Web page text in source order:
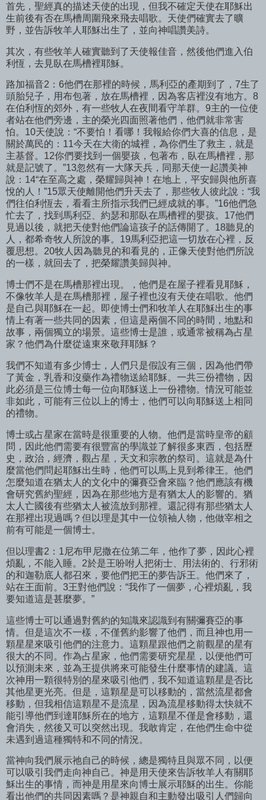
首先，聖經真的描述天使的出現，但我不確定天使在耶穌出
生前後有否在馬槽周圍飛來飛去唱歌。天使們確實去了曠
野，並告訴牧羊人耶穌出生了，並向神唱讚美詩。
其次，有些牧羊人確實聽到了天使報佳音，然後他們進入伯
利恆，去見臥在馬槽裡耶穌。
路加福音2：6他們在那裡的時候，馬利亞的產期到了，7生了
頭胎兒子，用布包著，放在馬槽裡，因為客店裡沒有地方。8
在伯利恆的郊外，有一些牧人在夜間看守羊群。9主的一位使
者站在他們旁邊，主的榮光四面照著他們，他們就非常害
怕。10天使說：“不要怕！看哪！我報給你們大喜的信息，是
關於萬民的：11今天在大衛的城裡，為你們生了救主，就是
主基督。12你們要找到一個嬰孩，包著布，臥在馬槽裡，那
就是記號了。”13忽然有一大隊天兵，同那天使一起讚美神
說：14“在至高之處，榮耀歸與神！在地上，平安歸與他所喜
悅的人！”15眾天使離開他們升天去了，那些牧人彼此說：“我
們往伯利恆去，看看主所指示我們已經成就的事。”16他們急
忙去了，找到馬利亞、約瑟和那臥在馬槽裡的嬰孩。17他們
見過以後，就把天使對他們論這孩子的話傳開了。18聽見的
人，都希奇牧人所說的事。19馬利亞把這一切放在心裡，反
覆思想。20牧人因為聽見的和看見的，正像天使對他們所說
的一樣，就回去了，把榮耀讚美歸與神。
博士們不是在馬槽那裡出現。，他們是在屋子裡看見耶穌，
不像牧羊人是在馬槽那裡，屋子裡也沒有天使在唱歌。他們
是自己與耶穌在一起。即使博士們和牧羊人在耶穌出生的事
情上有著一些共同的因素，但這是兩個不同的時間，地點和
故事，兩個獨立的場景。這些博士是誰，或通常被稱為占星
家？他們為什麼從遠東來敬拜耶穌？
我們不知道有多少博士，人們只是假設有三個，因為他們帶
了黃金，乳香和沒藥作為禮物送給耶穌。一共三份禮物，因
此必須是三位博士每一位向耶穌送上一份禮物。情況可能並
非如此，可能有三位以上的博士，他們可以向耶穌送上相同
的禮物。
博士或占星家在當時是很重要的人物。他們是當時皇帝的顧
問，因此他們需要有很豐富的學識並了解很多東西，包括歷
史，政治，經濟，觀占星，天文和宗教的祭司。這就是為什
麼當他們問起耶穌出生時，他們可以馬上見到希律王。他們
怎麼知道在猶太人的文化中的彌賽亞會來臨？他們應該有機
會研究舊約聖經，因為在那些地方是有猶太人的影響的。猶
太人亡國後有些猶太人被流放到那裡。還記得有那些猶太人
在那裡出現過嗎？但以理是其中一位領袖人物，他做宰相之
前有可能是一個博士。
但以理書2：1尼布甲尼撒在位第二年，他作了夢，因此心裡
煩亂，不能入睡。2於是王吩咐人把術士、用法術的、行邪術
的和迦勒底人都召來，要他們把王的夢告訴王。他們來了，
站在王面前。3王對他們說：“我作了一個夢，心裡煩亂，我
要知道這是甚麼夢。”
這些博士可以通過對舊約的知識來認識到有關彌賽亞的事
情。但是這次不一樣，不僅舊約影響了他們，而且神也用一
顆星星來吸引他們的注意力。這顆星跟他們之前觀星的星有
很大的不同。作為占星家，他們需要研究星星，以便他們可
以預測未來，並為王提供將來可能發生什麼事情的建議。這
次神用一顆很特別的星來吸引他們，我不知道這顆星是否比
其他星更光亮。但是，這顆星是可以移動的，當然流星都會
移動，但我相信這顆星不是流星，因為流星移動得太快就不
能引導他們到達耶穌所在的地方，這顆星不僅是會移動，還
會消失，然後又可以突然出現。我敢肯定，在他們生命中從
未遇到過這種獨特和不同的情況。
當神向我們展示祂自己的時候，總是獨特且與眾不同，以便
可以吸引我們走向神自己。神是用天使來告訴牧羊人有關耶
穌出生的事情，而神是用星來向博士展示耶穌的出生。你能
看出他們的共同因素嗎？是神親自和主動發出吸引人們歸向